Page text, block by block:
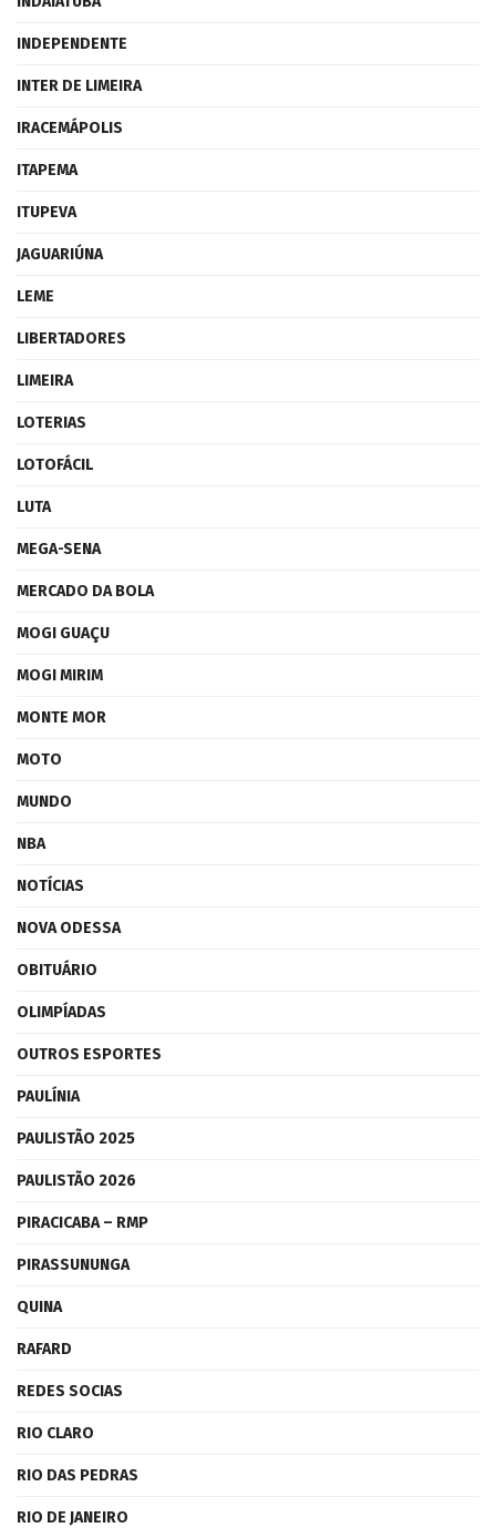
INDEPENDENTE
INTER DE LIMEIRA
IRACEMÁPOLIS
ITAPEMA
ITUPEVA
JAGUARIÚNA
LEME
LIBERTADORES
LIMEIRA
LOTERIAS
LOTOFÁCIL
LUTA
MEGA-SENA
MERCADO DA BOLA
MOGI GUAÇU
MOGI MIRIM
MONTE MOR
MOTO
MUNDO
NBA
NOTÍCIAS
NOVA ODESSA
OBITUÁRIO
OLIMPÍADAS
OUTROS ESPORTES
PAULÍNIA
PAULISTÃO 2025
PAULISTÃO 2026
PIRACICABA – RMP
PIRASSUNUNGA
QUINA
RAFARD
REDES SOCIAS
RIO CLARO
RIO DAS PEDRAS
RIO DE JANEIRO